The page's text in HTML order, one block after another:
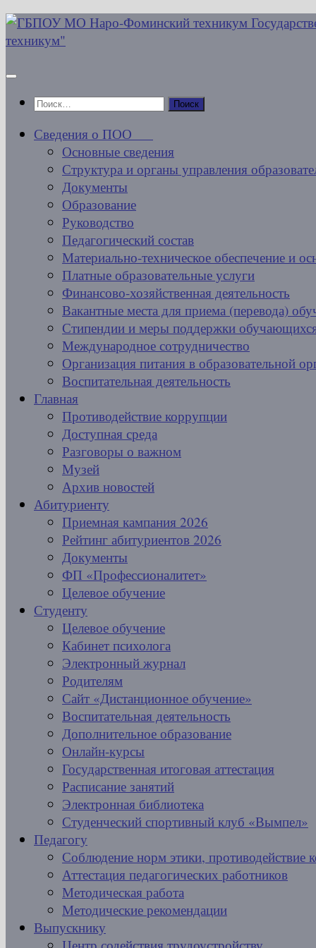
Перейти
к
Найти:
Сведения о ПОО
Основные сведения
Структура и органы управления
Документы
Образование
Руководство
Педагогический состав
Материально-техническое обеспечение и
Платные образовательные услуги
Финансово-хозяйственная деятельность
Вакантные места для приема (перевода)
Стипендии и меры поддержки
Международное сотрудничество
Организация питания в образовательной
Воспитательная деятельность
Главная
Противодействие коррупции
Доступная среда
Разговоры о важном
Музей
Архив новостей
Абитуриенту
Приемная кампания 2026
Рейтинг абитуриентов 2026
Документы
ФП «Профессионалитет»
Целевое обучение
Студенту
Целевое обучение
Кабинет психолога
Электронный журнал
Родителям
Сайт «Дистанционное обучение»
Воспитательная деятельность
Дополнительное образование
Онлайн-курсы
Государственная итоговая аттестация
Расписание занятий
Электронная библиотека
Студенческий спортивный клуб «Вымпел»
Педагогу
Соблюдение норм этики, противодействие
Аттестация педагогических работников
Методическая работа
Методические рекомендации
Выпускнику